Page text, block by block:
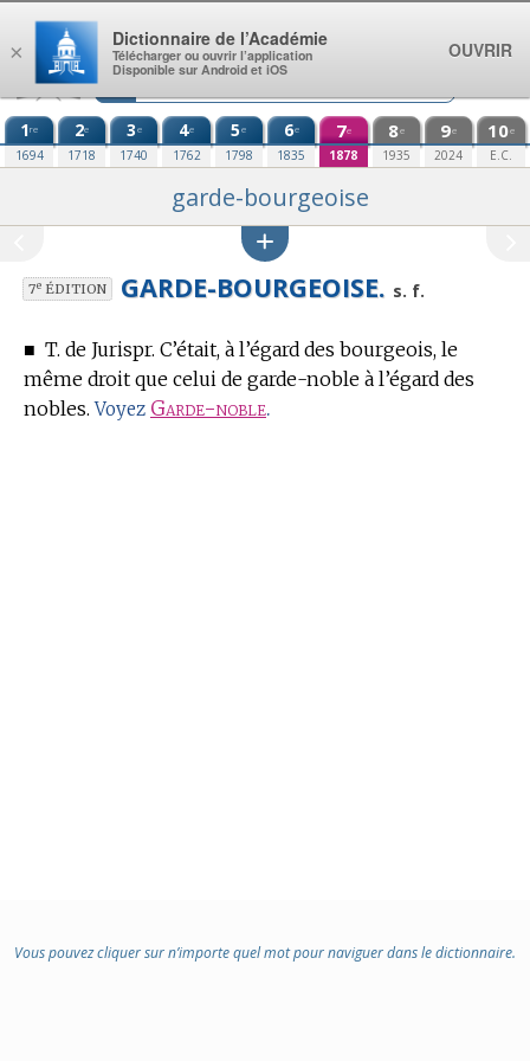
Aller au contenu
1re
1694
2e
1718
3e
1740
4e
1762
5e
1798
6e
1835
7e
1878
8e
1935
9e
2024
10e
E.C.
garde-bourgeoise
7eÉDITION GARDE-BOURGEOISE. s. f.
■ T. de Jurispr. C’était, à l’égard des bourgeois, le
même droit que celui de garde-noble à l’égard des
nobles. Voyez Garde-noble.
Vous pouvez cliquer sur n’importe quel mot pour naviguer dans le dictionnaire.
×
Dictionnaire de l’Académie
Télécharger ou ouvrir l’application
Disponible sur Android et iOS
OUVRIR